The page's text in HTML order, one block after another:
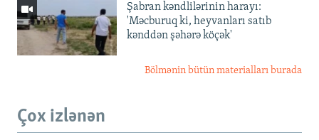
Şabran kəndlilərinin harayı:
'Məcburuq ki, heyvanları satıb
kənddən şəhərə köçək'
Bölmənin bütün materialları burada
Çox izlənən